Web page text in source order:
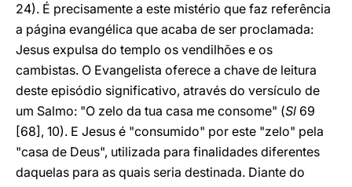
24). É precisamente a este mistério que faz referência
a página evangélica que acaba de ser proclamada:
Jesus expulsa do templo os vendilhões e os
cambistas. O Evangelista oferece a chave de leitura
deste episódio significativo, através do versículo de
um Salmo: "O zelo da tua casa me consome" (Sl 69
[68], 10). E Jesus é "consumido" por este "zelo" pela
"casa de Deus", utilizada para finalidades diferentes
daquelas para as quais seria destinada. Diante do